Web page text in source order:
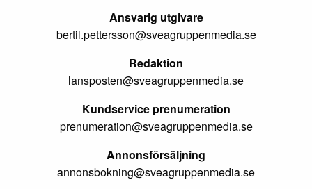
Ansvarig utgivare
bertil.pettersson@sveagruppenmedia.se
Redaktion
lansposten@sveagruppenmedia.se
Kundservice prenumeration
prenumeration@sveagruppenmedia.se
Annonsförsäljning
annonsbokning@sveagruppenmedia.se